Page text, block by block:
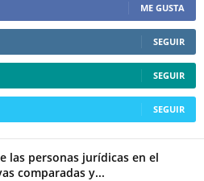
ME GUSTA
SEGUIR
SEGUIR
SEGUIR
las personas jurídicas en el
comparadas y...